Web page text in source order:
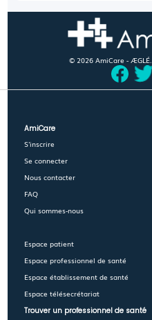
© 2026 AmiCare -
AmiCare
S'inscrire
Se connecter
Nous contacter
FAQ
Qui sommes-nous
Espace patient
Espace professionnel de santé
Espace établissement de santé
Espace télésecrétariat
Trouver un professionnel de santé